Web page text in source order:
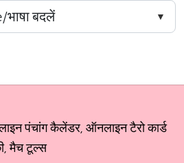
पंचांग कैलेंडर, ऑनलाइन टैरो कार्ड
मैच टूल्स